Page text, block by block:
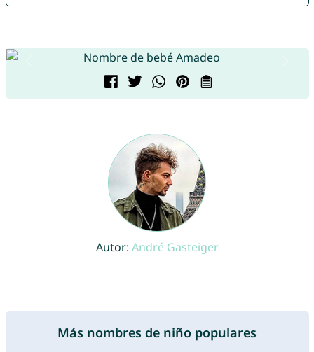
Autor: André Gasteiger
Más nombres de niño populares